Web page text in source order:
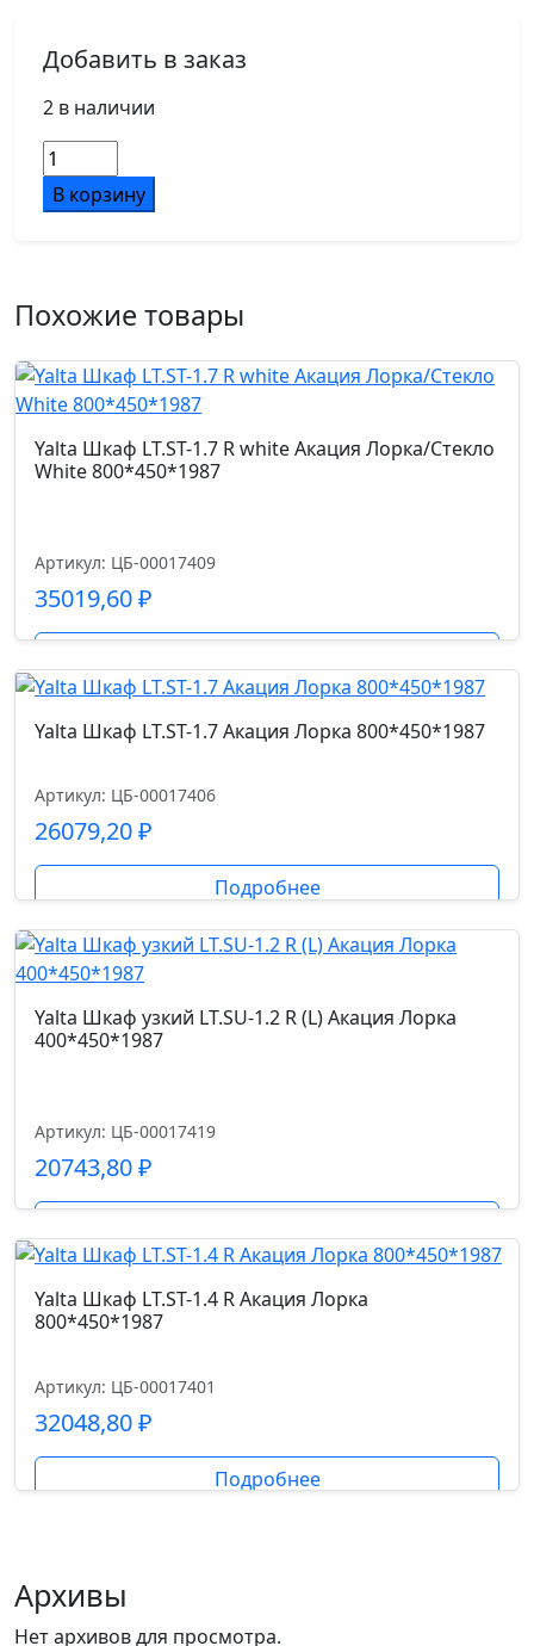
Добавить в заказ
2 в наличии
Количество
товара
Yalta
1.4
R
(L)
white
Вяз
Благородный/
400*450*1987
В корзину
Похожие товары
Yalta Шкаф LT.ST-1.7 R white Акация Лорка/Стекло
White 800*450*1987
Артикул: ЦБ-00017409
35019,60₽
Yalta Шкаф LT.ST-1.7 Акация Лорка 800*450*1987
Артикул: ЦБ-00017406
26079,20₽
Подробнее
Yalta Шкаф узкий LT.SU-1.2 R (L) Акация Лорка
400*450*1987
Артикул: ЦБ-00017419
20743,80₽
Yalta Шкаф LT.ST-1.4 R Акация Лорка
800*450*1987
Артикул: ЦБ-00017401
32048,80₽
Подробнее
Архивы
Нет архивов для просмотра.